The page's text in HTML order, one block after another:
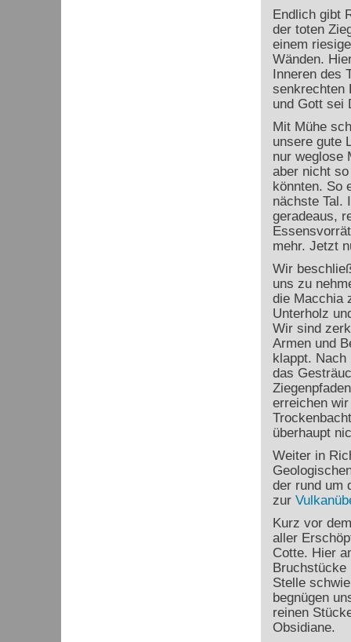
Endlich gibt
der toten
einem
Wänden.
Inneren des
senkrechten
und Gott sei
Mit Mühe
unsere gute
nur weglose
aber nicht
könnten. So
nächste Tal.
geradeaus,
mehr. Jetzt
Wir
uns zu
die Macchia
Unterholz
Wir sind
Armen und
klappt. Nach
das
erreichen
überhaupt
Weiter in
der rund um
zur
Kurz vor
aller
Cotte. Hier
Bruchstücke
Stelle
begnügen
reinen
Obsidiane.